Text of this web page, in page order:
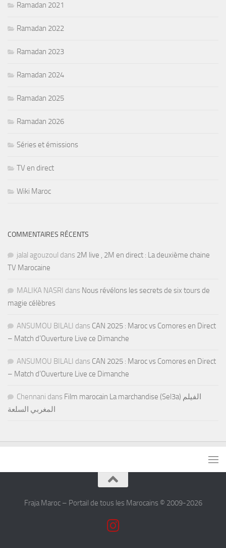
Ramadan 2021
Ramadan 2022
Ramadan 2023
Ramadan 2024
Ramadan 2025
Ramadan 2026
Séries et émissions
TV en direct
Wiki Maroc
COMMENTAIRES RÉCENTS
jalal agouzoul dans 2M live , 2M en direct : La deuxième chaine
TV Marocaine
MALIKA NASRI dans Nous révélons les secrets de six tours de
magie célèbres
ANSUMOU BILALI dans CAN 2025 : Maroc vs Comores en Direct
– Match d’Ouverture Live ce Dimanche
ANSUMOU BILALI dans CAN 2025 : Maroc vs Comores en Direct
– Match d’Ouverture Live ce Dimanche
Chennani dans Film marocain La marchandise (Sel3a) الفيلم
المغربي السلعة
Fraja Maroc – Portail de tous les Marocains © 2009-2026